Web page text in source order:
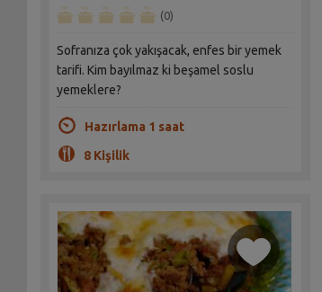
(0)
Sofranıza çok yakışacak, enfes bir yemek
tarifi. Kim bayılmaz ki beşamel soslu
yemeklere?
Hazırlama 1 saat
8 Kişilik